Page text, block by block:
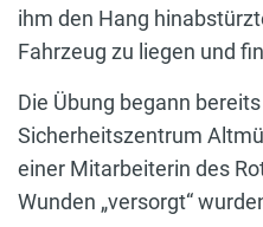
ihm den Hang
Fahrzeug zu liegen und
Die Übung begann
Sicherheitszentrum
einer Mitarbeiterin des
Wunden „versorgt“